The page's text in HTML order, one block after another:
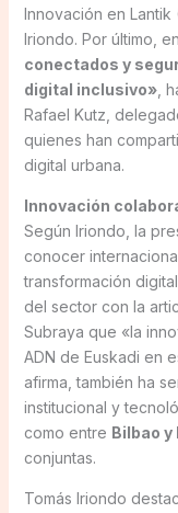
Innovación en Lantik
Iriondo. Por último,
conectados y
digital inclusivo»,
Rafael Kutz,
quienes han
digital urbana.
Innovación
Según Iriondo, la
conocer
transformación
del sector con la
Subraya que «la
ADN de Euskadi en
afirma, también ha
institucional y
como entre Bilbao y
conjuntas.
Tomás Iriondo